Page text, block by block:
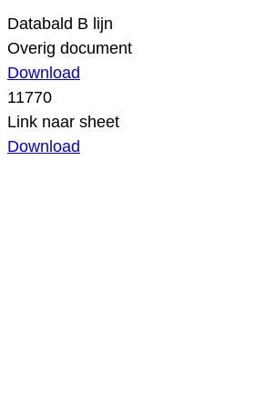
Databald B lijn
Overig document
Download
11770
Link naar sheet
Download